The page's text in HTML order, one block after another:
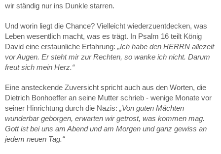
wir ständig nur ins Dunkle starren.
Und worin liegt die Chance? Vielleicht wiederzuentdecken, was
Leben wesentlich macht, was es trägt. In Psalm 16 teilt König
David eine erstaunliche Erfahrung: „Ich habe den HERRN allezeit
vor Augen. Er steht mir zur Rechten, so wanke ich nicht. Darum
freut sich mein Herz.“
Eine ansteckende Zuversicht spricht auch aus den Worten, die
Dietrich Bonhoeffer an seine Mutter schrieb - wenige Monate vor
seiner Hinrichtung durch die Nazis: „Von guten Mächten
wunderbar geborgen, erwarten wir getrost, was kommen mag.
Gott ist bei uns am Abend und am Morgen und ganz gewiss an
jedem neuen Tag.“